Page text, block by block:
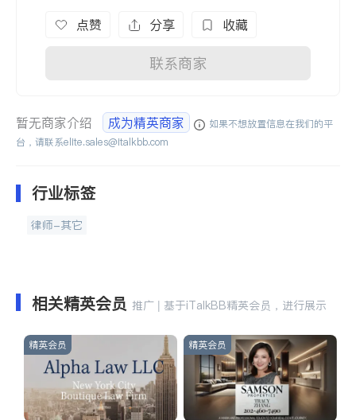
点赞 分享 收藏
联系商家
暂无商家介绍 成为精英商家
如果不想放置信息在我们的平
台，请联系elite.sales@italkbb.com
行业标签
律师-其它
相关精英会员 推广 | 基于iTalkBB精英会员，进行展示
精英会员 精英会员